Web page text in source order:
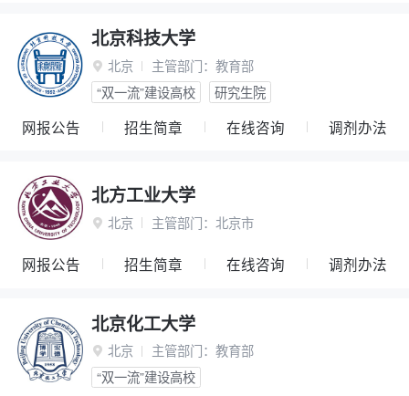
北京科技大学
 北京 主管部门： 教育部
“双一流”建设高校
研究生院
网报公告 招生简章 在线咨询 调剂办法
北方工业大学
 北京 主管部门： 北京市
网报公告 招生简章 在线咨询 调剂办法
北京化工大学
 北京 主管部门： 教育部
“双一流”建设高校